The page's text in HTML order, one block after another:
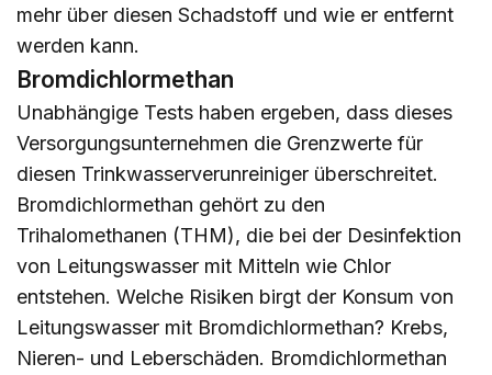
mehr über diesen Schadstoff und wie er entfernt
werden kann.
Bromdichlormethan
Unabhängige Tests haben ergeben, dass dieses
Versorgungsunternehmen die Grenzwerte für
diesen Trinkwasserverunreiniger überschreitet.
Bromdichlormethan gehört zu den
Trihalomethanen (THM), die bei der Desinfektion
von Leitungswasser mit Mitteln wie Chlor
entstehen. Welche Risiken birgt der Konsum von
Leitungswasser mit Bromdichlormethan? Krebs,
Nieren- und Leberschäden. Bromdichlormethan